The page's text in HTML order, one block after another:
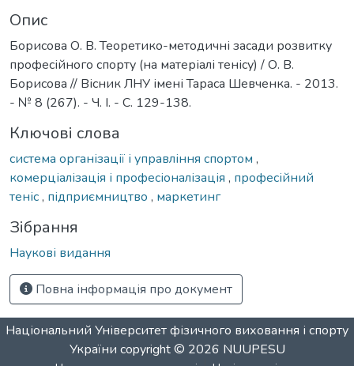
Опис
Борисова О. В. Теоретико-методичні засади розвитку
професійного спорту (на матеріалі тенісу) / О. В.
Борисова // Вісник ЛНУ імені Тараса Шевченка. - 2013.
- № 8 (267). - Ч. І. - С. 129-138.
Ключові слова
система організації і управління спортом ,
комерціалізація і професіоналізація , професійний
теніс, підприємництво , маркетинг
Зібрання
Наукові видання
Повна інформація про документ
Національний Університет фізичного виховання і спорту
України copyright © 2026 NUUPESU